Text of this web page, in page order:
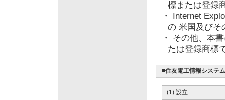
標または登録
・ Internet
の 米国及びそ
・ その他、本
たは登録商標
■住友電工情報システ
(1) 設立